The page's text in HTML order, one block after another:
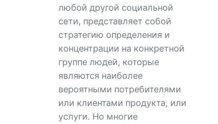
любой другой социальной
сети, представляет собой
стратегию определения и
концентрации на конкретной
группе людей, которые
являются наиболее
вероятными потребителями
или клиентами продукта, или
услуги. Но многие